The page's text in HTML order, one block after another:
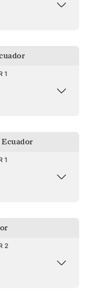
1
Ecuador
1
2